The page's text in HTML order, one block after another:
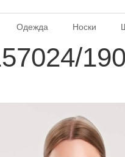
Одежда Носки